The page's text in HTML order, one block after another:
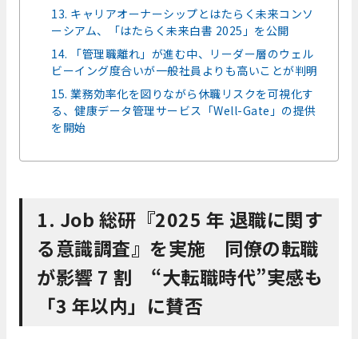
13. キャリアオーナーシップとはたらく未来コンソ
ーシアム、「はたらく未来白書 2025」を公開
14. 「管理職離れ」が進む中、リーダー層のウェル
ビーイング度合いが一般社員よりも高いことが判明
15. 業務効率化を図りながら休職リスクを可視化す
る、健康データ管理サービス「Well-Gate」の提供
を開始
1. Job 総研『2025 年 退職に関す
る意識調査』を実施 同僚の転職
が影響 7 割 “⼤転職時代”実感も
「3 年以内」に賛否